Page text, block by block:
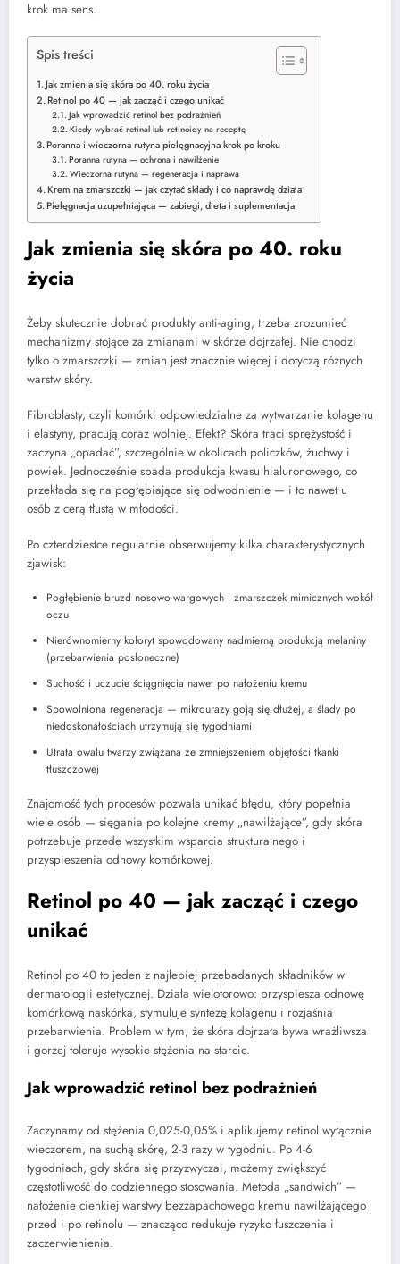
krok ma sens.
Spis treści
Jak zmienia się skóra po 40. roku życia
Retinol po 40 — jak zacząć i czego unikać
Jak wprowadzić retinol bez podrażnień
Kiedy wybrać retinal lub retinoidy na receptę
Poranna i wieczorna rutyna pielęgnacyjna krok po kroku
Poranna rutyna — ochrona i nawilżenie
Wieczorna rutyna — regeneracja i naprawa
Krem na zmarszczki — jak czytać składy i co naprawdę działa
Pielęgnacja uzupełniająca — zabiegi, dieta i suplementacja
Jak zmienia się skóra po 40. roku
życia
Żeby skutecznie dobrać produkty anti-aging, trzeba zrozumieć
mechanizmy stojące za zmianami w skórze dojrzałej. Nie chodzi
tylko o zmarszczki — zmian jest znacznie więcej i dotyczą różnych
warstw skóry.
Fibroblasty, czyli komórki odpowiedzialne za wytwarzanie kolagenu
i elastyny, pracują coraz wolniej. Efekt? Skóra traci sprężystość i
zaczyna „opadać”, szczególnie w okolicach policzków, żuchwy i
powiek. Jednocześnie spada produkcja kwasu hialuronowego, co
przekłada się na pogłębiające się odwodnienie — i to nawet u
osób z cerą tłustą w młodości.
Po czterdziestce regularnie obserwujemy kilka charakterystycznych
zjawisk:
Pogłębienie bruzd nosowo-wargowych i zmarszczek mimicznych wokół
oczu
Nierównomierny koloryt spowodowany nadmierną produkcją melaniny
(przebarwienia posłoneczne)
Suchość i uczucie ściągnięcia nawet po nałożeniu kremu
Spowolniona regeneracja — mikrourazy goją się dłużej, a ślady po
niedoskonałościach utrzymują się tygodniami
Utrata owalu twarzy związana ze zmniejszeniem objętości tkanki
tłuszczowej
Znajomość tych procesów pozwala unikać błędu, który popełnia
wiele osób — sięgania po kolejne kremy „nawilżające”, gdy skóra
potrzebuje przede wszystkim wsparcia strukturalnego i
przyspieszenia odnowy komórkowej.
Retinol po 40 — jak zacząć i czego
unikać
Retinol po 40 to jeden z najlepiej przebadanych składników w
dermatologii estetycznej. Działa wielotorowo: przyspiesza odnowę
komórkową naskórka, stymuluje syntezę kolagenu i rozjaśnia
przebarwienia. Problem w tym, że skóra dojrzała bywa wrażliwsza
i gorzej toleruje wysokie stężenia na starcie.
Jak wprowadzić retinol bez podrażnień
Zaczynamy od stężenia 0,025-0,05% i aplikujemy retinol wyłącznie
wieczorem, na suchą skórę, 2-3 razy w tygodniu. Po 4-6
tygodniach, gdy skóra się przyzwyczai, możemy zwiększyć
częstotliwość do codziennego stosowania. Metoda „sandwich” —
nałożenie cienkiej warstwy bezzapachowego kremu nawilżającego
przed i po retinolu — znacząco redukuje ryzyko łuszczenia i
zaczerwienienia.